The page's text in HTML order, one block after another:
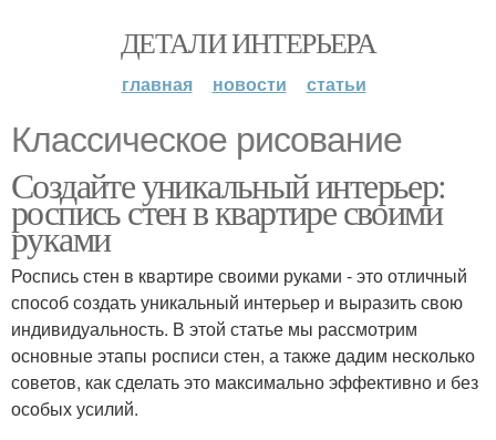
ДЕТАЛИ ИНТЕРЬЕРА
главная новости статьи
Классическое рисование
Создайте уникальный интерьер:
роспись стен в квартире своими
руками
Роспись стен в квартире своими руками - это отличный
способ создать уникальный интерьер и выразить свою
индивидуальность. В этой статье мы рассмотрим
основные этапы росписи стен, а также дадим несколько
советов, как сделать это максимально эффективно и без
особых усилий.